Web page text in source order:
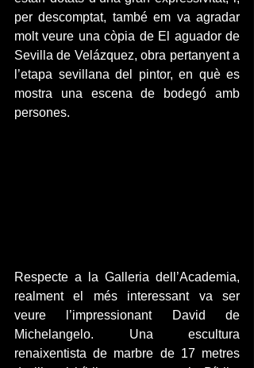
per descomptat, també em va agradar
molt veure una còpia de El aguador de
Sevilla de Velázquez, obra pertanyent a
l’etapa sevillana del pintor, en què es
mostra una escena de bodegó amb
persones.
Respecte a la Galleria dell’Academia,
realment el més interessant va ser
veure l’impressionant David de
Michelangelo. Una escultura
renaixentista de marbre de 17 metres